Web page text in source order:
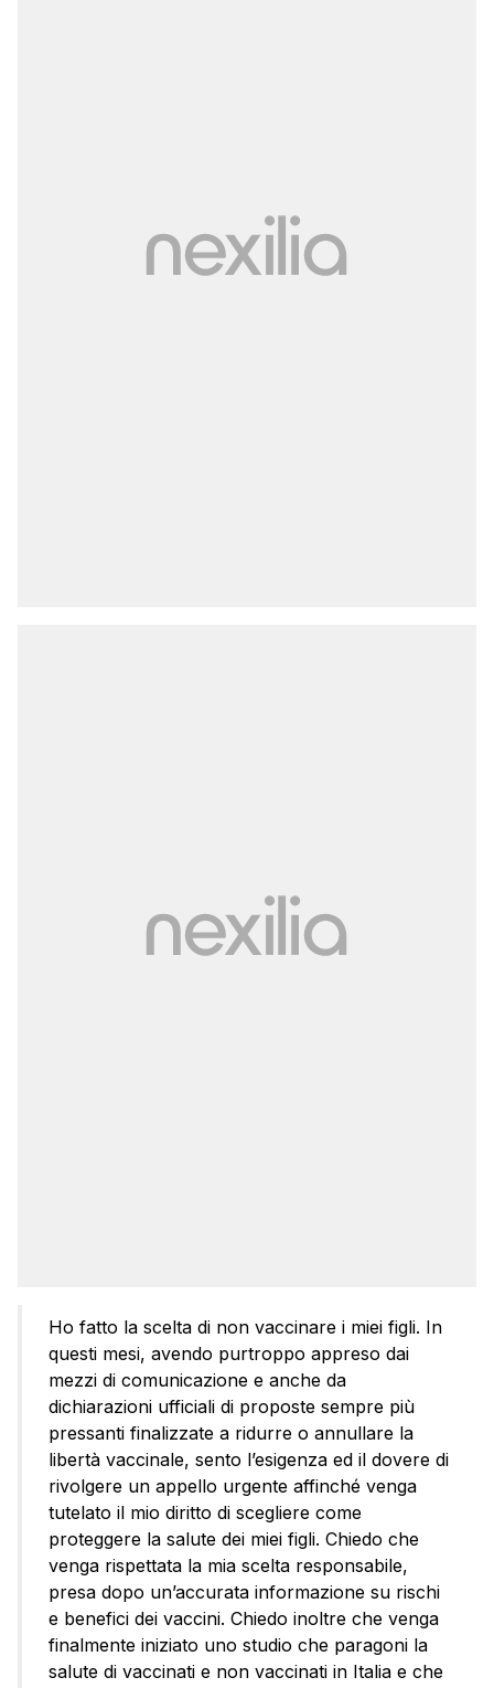
Ho fatto la scelta di non vaccinare i miei figli. In
questi mesi, avendo purtroppo appreso dai
mezzi di comunicazione e anche da
dichiarazioni ufficiali di proposte sempre più
pressanti finalizzate a ridurre o annullare la
libertà vaccinale, sento l’esigenza ed il dovere di
rivolgere un appello urgente affinché venga
tutelato il mio diritto di scegliere come
proteggere la salute dei miei figli. Chiedo che
venga rispettata la mia scelta responsabile,
presa dopo un’accurata informazione su rischi
e benefici dei vaccini. Chiedo inoltre che venga
finalmente iniziato uno studio che paragoni la
salute di vaccinati e non vaccinati in Italia e che